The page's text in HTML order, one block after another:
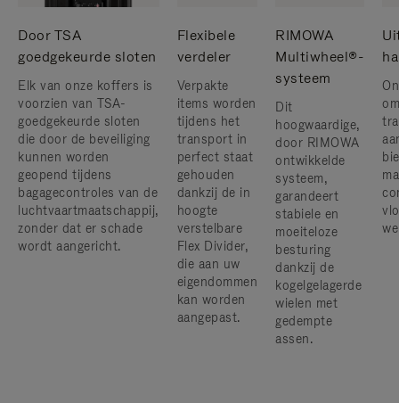
Door TSA
goedgekeurde sloten
Elk van onze koffers is
voorzien van TSA-
goedgekeurde sloten
die door de beveiliging
kunnen worden
geopend tijdens
bagagecontroles van de
luchtvaartmaatschappij,
zonder dat er schade
wordt aangericht.
Flexibele
verdeler
Verpakte
items worden
tijdens het
transport in
perfect staat
gehouden
dankzij de in
hoogte
verstelbare
Flex Divider,
die aan uw
eigendommen
kan worden
aangepast.
RIMOWA
Multiwheel®-
systeem
Dit
hoogwaardige,
door RIMOWA
ontwikkelde
systeem,
garandeert
stabiele en
moeiteloze
besturing
dankzij de
kogelgelagerde
wielen met
gedempte
assen.